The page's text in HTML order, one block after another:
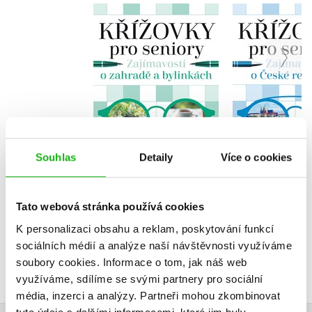
Souhlas Detaily Více o cookies
Tato webová stránka používá cookies
K personalizaci obsahu a reklam, poskytování funkcí
sociálních médií a analýze naší návštěvnosti využíváme
soubory cookies. Informace o tom, jak náš web
využíváme, sdílíme se svými partnery pro sociální
média, inzerci a analýzy. Partneři mohou zkombinovat
Křížovky pro seniory
– Zajímavosti o
zahradě a bylinkách
Kolektiv
Do košíku
129 Kč
103 Kč
Křížovky
–
České
Do
103 Kč